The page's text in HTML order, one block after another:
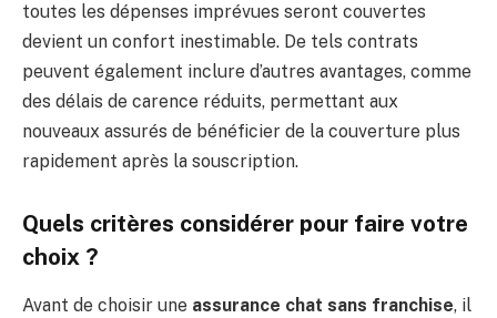
toutes les dépenses imprévues seront couvertes
devient un confort inestimable. De tels contrats
peuvent également inclure d’autres avantages, comme
des délais de carence réduits, permettant aux
nouveaux assurés de bénéficier de la couverture plus
rapidement après la souscription.
Quels critères considérer pour faire votre
choix ?
Avant de choisir une assurance chat sans franchise, il